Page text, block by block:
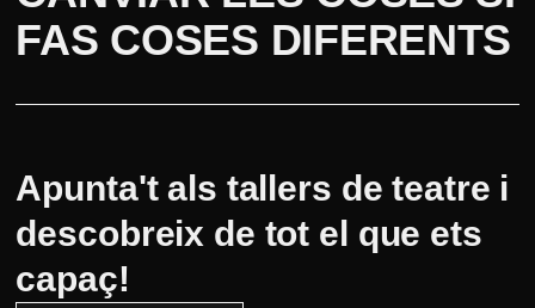
FAS COSES DIFERENTS
Apunta't als tallers de teatre i
descobreix de tot el que ets
capaç!